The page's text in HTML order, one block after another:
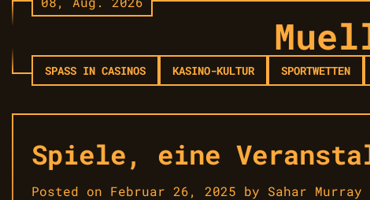
Skip
to
SPASS IN CASINOS KASINO-KULTUR SPORTWETTEN
Spiele, eine
Posted on Februar 26, 2025 by Sahar Murray